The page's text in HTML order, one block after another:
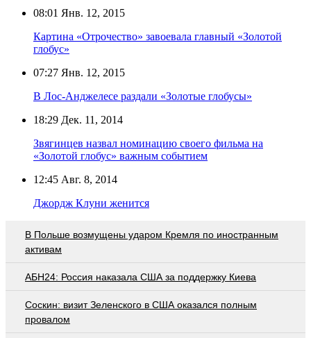
08:01 Янв. 12, 2015
Картина «Отрочество» завоевала главный «Золотой
глобус»
07:27 Янв. 12, 2015
В Лос-Анджелесе раздали «Золотые глобусы»
18:29 Дек. 11, 2014
Звягинцев назвал номинацию своего фильма на
«Золотой глобус» важным событием
12:45 Авг. 8, 2014
Джордж Клуни женится
В Польше возмущены ударом Кремля по иностранным
активам
АБН24: Россия наказала США за поддержку Киева
Соскин: визит Зеленского в США оказался полным
провалом